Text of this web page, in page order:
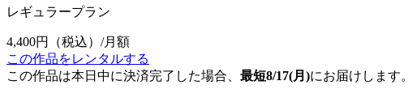
レギュラープラン
4,400円
（税込）/月額
この作品をレンタルする
この作品は本日中に決済完了した場合、 最短8/17(月)にお届けします。